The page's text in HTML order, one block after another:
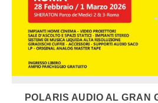
POLARIS AUDIO AL GRAN